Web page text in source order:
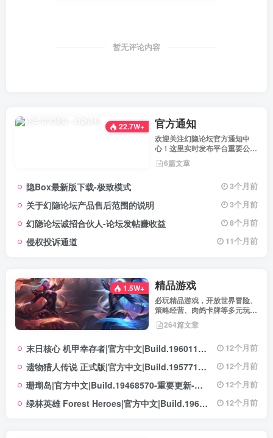
暂无评论内容
22.7W+ 官方通知
欢迎关注幻隐论坛官方通知中
心！这里实时发布平台重要公
告、活动规则、功能更新、安全
提醒及用户权益说明，确保每位
们坚持公开透明，通过权威通知
坛获得更优质、安全的使用体
验！立即查看，不错过关键信
息！
6篇文章
隐Box最新版下载-极致模式 3个月前
关于幻隐论坛产品售后范围的说明 3个月前
幻隐论坛诚招合伙人-论坛发帖赚收益 8个月前
侵权投诉通道 11个月前
1.5W+ 精品游戏
必玩精品游戏，开放世界冒险、
策略经营、肉鸽卡牌等多元玩
法，满足不同玩家的喜好 。
264篇文章
末日核心 机甲幸存者|官方中文|Build.19601158|解压即撸| 12个月前
遗物猎人传说 正式版|官方中文|Build.19577129+全DLC|解压即撸| 12个月前
珊瑚岛|官方中文|Build.19468570-重要更新-沙盒|解压即撸| 12个月前
绿林英雄 Forest Heroes|官方中文|Build.19609351+全DLC|解压即撸| 12个月前